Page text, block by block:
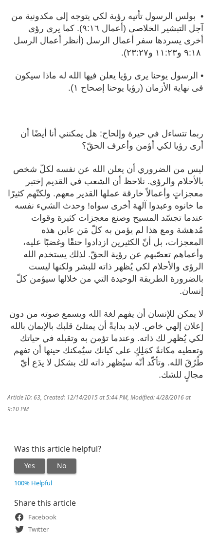
• بولس الرسول تأتيه رؤية لكي يتوجه إلى مكدونية من
آجل التبشير الخلاصى (أعمال ٩:١٦). كما يرى رؤى
أخرى يسردها سفر أعمال الرسل (أنظر أعمال الرسل
• الرسول يوحنا يرى رؤيا يعلن فيها الله له ماذا سيكون
فى نهاية الأزمان (رؤيا يوحنا إصحاح ١).
ربما تتساءل في حيرة وإلحاح: هل يمكنني أنا أيضًا أن
أرى رؤيا لكي أؤمن وأعرف الحقّ؟
ليس من الضروري أن يعلن الله عن نفسه لكلّ شخص
بالأحلام والرؤى. نلاحظ أن الشعب في القديم إختبر
معجزاتٍ وأعمالاً خارقة عملها القدير معهم. ولكنّهم كثيرًا
ما خانوه وعبدوا آلهة أخرى سواه! وحدث الشيء نفسه
عندما تجسّد المسيح وصنع معجزات كثيرة وقوات
مُدهشة ومع هذا لم يؤمن به كلّ مَن عاين هذه
المعجزات، بل أنّ الكثيرين ازدادوا حنقًا وغضبًا عليه،
وأعماهم تعصّبهم عن رؤية الحقّ. لذلك يستخدم الله
الرؤى والأحلام لكي يُظهر ذاته للبشر ولكنها ليست
بالضرورة الطريقة الوحيدة التي من خلالها سيؤمن كلّ
إنسان.
لا يمكن للإنسان أن يفهم لغة الله ويسمع صوته من دون
إعلان إلهي خاص. لابد بدايةً أن يمتلئ قلبك بالإيمان بالله
لكي يُظهر لك ذاته. وعندما تؤمن به وتقبله في حياتك
وتعطيه مكانةً كمَلِكٍ على كيانك سيُمكنك حينها أن تفهم
طُرُقَ الله. وتأكّد أنّه سيُظهر ذاته لك بشكل لا يدَع أيّ
مجالٍ للشك.
Article ID: 63, Created: 12/14/2015 at 5:44 PM, Modified: 4/28/2016 at
9:10 PM
Was this article helpful?
Yes No
100% Helpful
Share this article
Facebook
Twitter